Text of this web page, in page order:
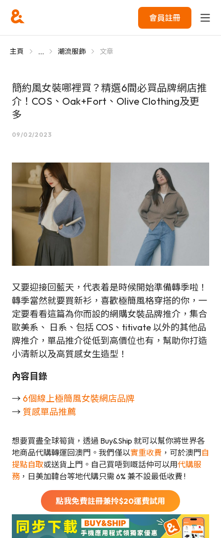
會員註冊
主頁 ... 潮流服飾 文章
簡約風女裝哪裡買？精選6間必買品牌網店推
介！COS、Oak+Fort、Olive Clothing及更
多
09/02/2023
又要迎接回藍天，代表着是時候開始準備轉季啦！
轉季當然就要買新衫，喜歡極簡風格穿搭的你，一
定要看看這篇為你而設的網購女裝品牌推介，集合
歐美系、 日系、包括 COS、titivate 以外的其他品
牌推介，單品推介從低到高價位也有，幫助你打造
小清新以及高質感女生造型！
內容目錄
→ 6個線上極簡風女裝網店品牌
→ 質感單品推薦
想要買盡全球筍貨，透過 Buy&Ship 就可以幫你將世界各
地商品代購轉運回澳門。我們僅以實重收費 ，可於澳門自
提點自取或送貨上門。自己買唔到嘅話仲可以用代購服
務 ，日美加韓台等地代購只需 6% 兼不設最低收費 !
點我免費註冊兼拎$20運費試用